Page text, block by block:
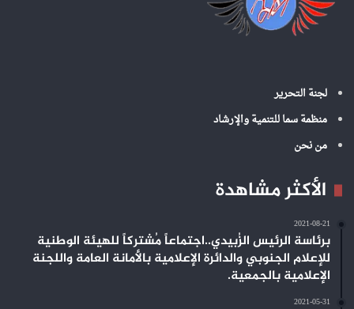
لجنة التحرير
منظمة سما للتنمية والإرشاد
من نحن
الأكثر مشاهدة
2021-08-21
برئاسة الرئيس الزُبيدي..اجتماعاً مُشتركاً للهيئة الوطنية
للإعلام الجنوبي والدائرة الإعلامية بالأمانة العامة واللجنة
الإعلامية بالجمعية.
2021-05-31